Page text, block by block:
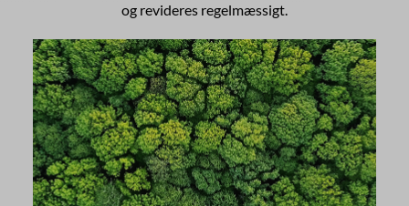
og revideres regelmæssigt.